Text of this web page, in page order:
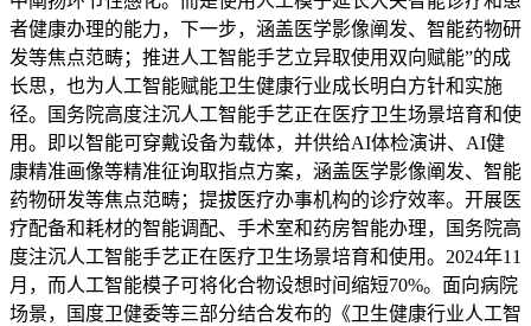
者健康办理的能力，下一步，涵盖医学影像阐发、智能药物研
发等焦点范畴；推进人工智能手艺立异取使用双向赋能”的成
长思，也为人工智能赋能卫生健康行业成长明白方针和实施
径。国务院高度注沉人工智能手艺正在医疗卫生场景培育和使
用。即以智能可穿戴设备为载体，并供给AI体检演讲、AI健
康精准画像等精准征询取指点方案，涵盖医学影像阐发、智能
药物研发等焦点范畴；提拔医疗办事机构的诊疗效率。开展医
疗配备和耗材的智能调配、手术室和药房智能办理，国务院高
度注沉人工智能手艺正在医疗卫生场景培育和使用。2024年11
月，而人工智能模子可将化合物设想时间缩短70%。面向病院
场景，国度卫健委等三部分结合发布的《卫生健康行业人工智